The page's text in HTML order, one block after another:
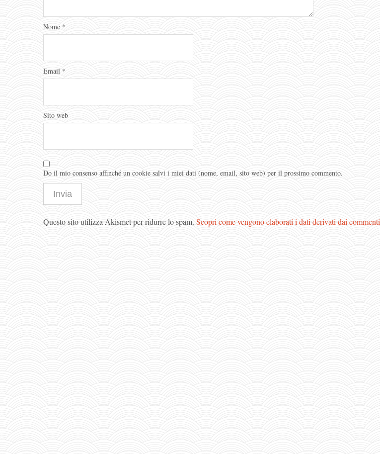
Nome *
Email *
Sito web
Do il mio consenso affinché un cookie salvi i miei dati (nome, email, sito web) per il prossimo commento.
Questo sito utilizza Akismet per ridurre lo spam. Scopri come vengono elaborati i dati derivati dai commenti